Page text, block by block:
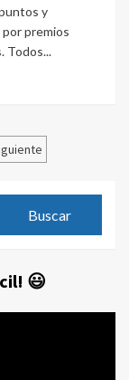
y
premios
Todos...
😃